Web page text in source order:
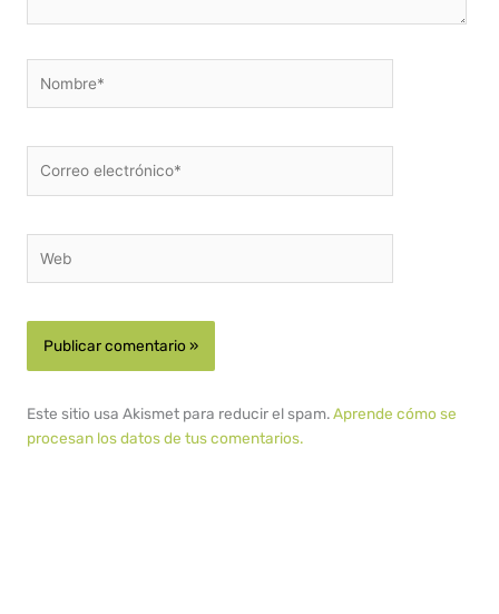
electrónico*
Este sitio usa Akismet para reducir el spam.Aprende cómo se
procesan los datos de tus comentarios.